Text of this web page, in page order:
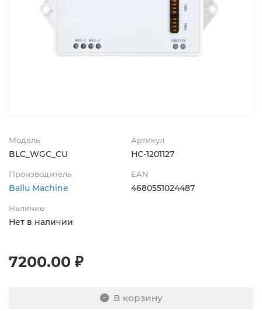
Модель
BLC_WGC_CU
Артикул
НС-1201127
Производитель
Ballu Machine
EAN
4680551024487
Наличие
Нет в наличии
7200.00 ₽
В корзину